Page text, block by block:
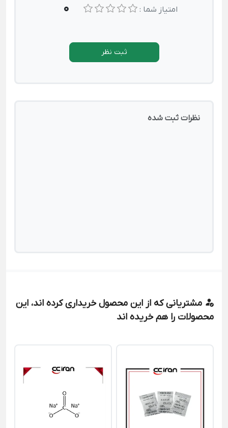
امتیاز شما : 0
ثبت نظر
نظرات ثبت شده
مشتریانی که از این محصول خریداری کرده اند، این
محصولات را هم خریده اند